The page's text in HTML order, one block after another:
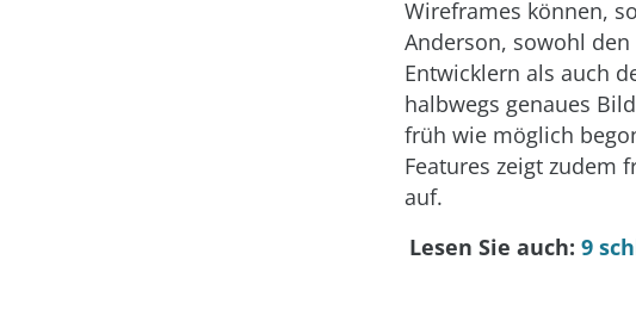
Wireframes können, so
Anderson, sowohl den
Entwicklern als auch
halbwegs genaues
früh wie möglich
Features zeigt zudem
auf.
Lesen Sie auch: 9